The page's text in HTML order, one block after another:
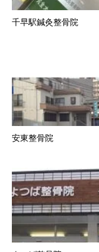
千早駅鍼灸整骨院
安東整骨院